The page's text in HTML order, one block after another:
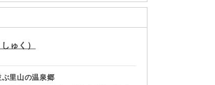
ゅく ）
里山の温泉郷